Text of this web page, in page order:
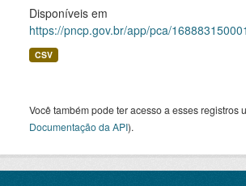
Disponíveis em
https://pncp.gov.br/app/pca/
CSV
Você também pode ter acesso a esses registros
Documentação da API).